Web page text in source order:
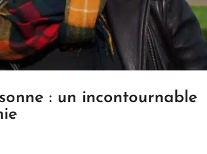
: un incontournable